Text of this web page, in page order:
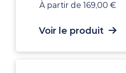
À partir de 169,00 €
Voir le produit